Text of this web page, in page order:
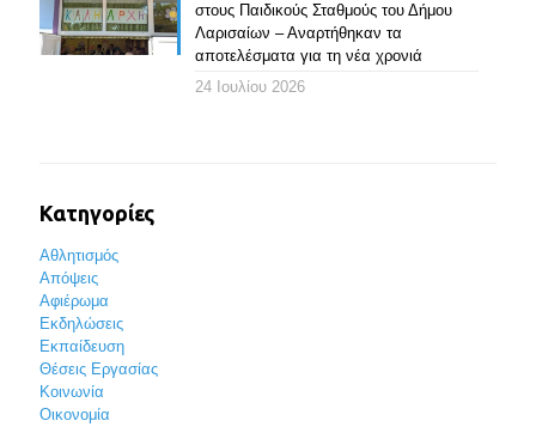
στους Παιδικούς Σταθμούς του Δήμου
Λαρισαίων – Αναρτήθηκαν τα
αποτελέσματα για τη νέα χρονιά
24 Ιουλίου 2026
Κατηγορίες
Αθλητισμός
Απόψεις
Αφιέρωμα
Εκδηλώσεις
Εκπαίδευση
Θέσεις Εργασίας
Κοινωνία
Οικονομία